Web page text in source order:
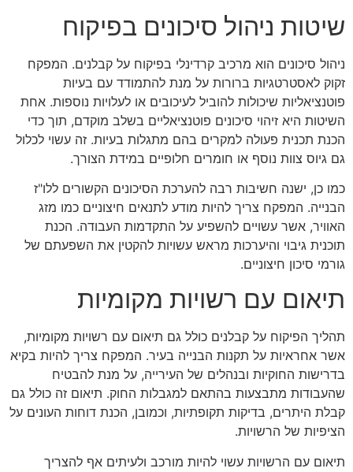
שיטות ניהול סיכונים בפיקוח
ניהול סיכונים הוא מרכיב קרדינלי בפיקוח על קבלנים. המפקח
זקוק לאסטרטגיות ברורות על מנת להתמודד עם בעיות
פוטנציאליות שיכולות להוביל לעיכובים או לעלויות נוספות. אחת
השיטות היא זיהוי סיכונים פוטנציאליים בשלב מוקדם, תוך כדי
הכנת תכנית פעולה למקרים בהם מתגלות בעיות. זה עשוי לכלול
גם גיוס צוות נוסף או חומרים חלופיים במידת הצורך.
כמו כן, ישנה חשיבות רבה להערכת הסיכונים הקשורים ללו"ז
הבנייה. המפקח צריך להיות מודע לתנאים חיצוניים כמו מזג
האוויר, אשר עשויים להשפיע על התקדמות העבודה. הכנת
תוכנית גיבוי והיערכות מראש עשויות להקטין את השפעתם של
גורמי סיכון חיצוניים.
תיאום עם רשויות מקומיות
תהליך הפיקוח על קבלנים כולל גם תיאום עם רשויות מקומיות,
אשר אחראיות על תקנות הבנייה בעיר. המפקח צריך להיות בקיא
בדרישות החוקיות ובנהלים של העירייה, על מנת להבטיח
שהעבודות מתבצעות בהתאם למגבלות החוק. תיאום זה כולל גם
קבלת היתרים, בדיקות תקופתיות, וכמובן, הכנת דוחות העונים על
הציפיות של הרשויות.
תיאום עם הרשויות עשוי להיות מורכב ולעיתים אף להצריך